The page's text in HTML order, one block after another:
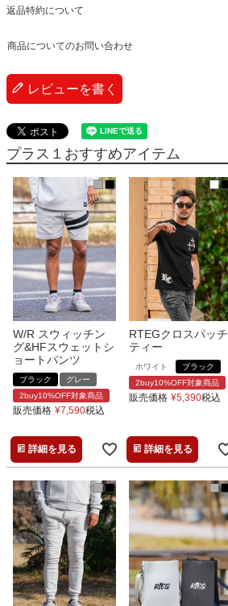
返品特約について
商品についてのお問い合わせ
レビューを書く
プラス１おすすめアイテム
W/R スウィッチン
グ&HFスウェットシ
ョートパンツ
ブラック
グレー
2buy10%OFF対象商品
販売価格 ¥7,590税込
詳細を見る
RTEGクロスパッチ
ティー
ホワイト
ブラック
2buy10%OFF対象商品
販売価格 ¥5,390税込
詳細を見る